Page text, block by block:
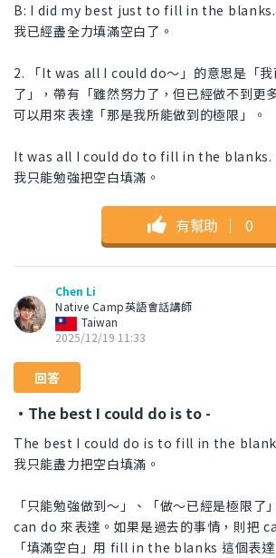
B: I did my best just to fill in the blanks.
我已經盡全力填滿空白了。
2. 「It was all I could do〜」的意思是「我
了」，帶有「雖然努力了，但已經做不到更
可以用來表達「那是我所能做到的極限」。
It was all I could do to fill in the blanks.
我只能勉強把空白填滿。
有幫助 ｜ 0
Chen Li
Native Camp英語會話講師
Taiwan
2025/12/19 11:33
回答
・The best I could do is to -
The best I could do is to fill in the
我只能盡力把空白填滿。
「只能勉強做到～」、「做～已經是極限
can do 來表達。如果是過去的事情，則把
「填滿空白」用 fill in the blanks 這個表達